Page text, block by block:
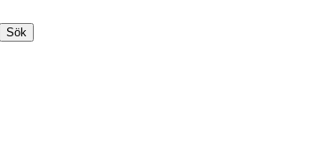
Sök